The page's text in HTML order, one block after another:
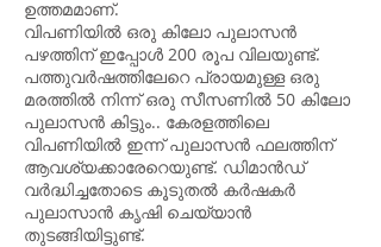
ഉത്തമമാണ്.
വിപണിയില്‍ ഒരു കിലോ പുലാസന്‍
പഴത്തിന് ഇപ്പോള്‍ 200 രൂപ വിലയുണ്ട്.
പത്തുവര്‍ഷത്തിലേറെ പ്രായമുള്ള ഒരു
മരത്തില്‍ നിന്ന് ഒരു സീസണില്‍ 50 കിലോ
പുലാസന്‍ കിട്ടും.. കേരളത്തിലെ
വിപണിയില്‍ ഇന്ന് പുലാസൻ ഫലത്തിന്
ആവശ്യക്കാരേറെയുണ്ട്. ഡിമാൻഡ്
വർദ്ധിച്ചതോടെ കൂടുതൽ കർഷകർ
പുലാസാൻ കൃഷി ചെയ്യാൻ
തുടങ്ങിയിട്ടുണ്ട്.